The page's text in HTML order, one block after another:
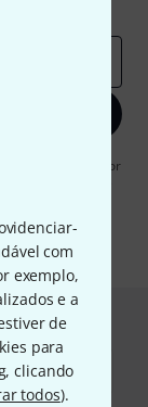
com
exemplo,
e a
de
para
clicando
todos).
publicidade por
Você pode
nossa